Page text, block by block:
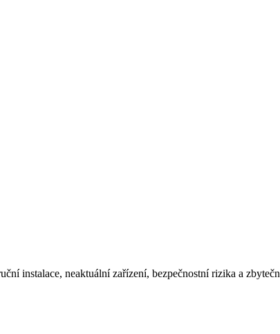
instalace, neaktuální zařízení, bezpečnostní rizika a